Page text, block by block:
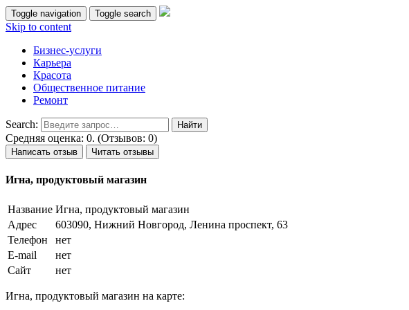
Toggle navigation Toggle search
Skip to content
Бизнес-услуги
Карьера
Красота
Общественное питание
Ремонт
Search:
Средняя оценка: 0. (Отзывов: 0)
Написать отзыв Читать отзывы
Игна, продуктовый магазин
Название Игна, продуктовый магазин
Адрес
603090, Нижний Новгород, Ленина проспект, 63
Телефон
нет
E-mail
нет
Сайт
нет
Игна, продуктовый магазин на карте: